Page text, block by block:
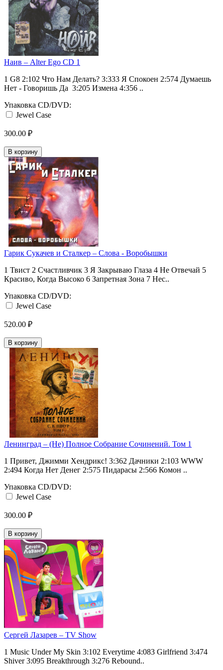
Наив ‎– Alter Ego CD 1
1 G8 2:102 Что Нам Делать? 3:333 Я Спокоен 2:574 Думаешь
Нет - Говоришь Да 3:205 Измена 4:356 ..
Упаковка CD/DVD:
Jewel Case
300.00 ₽
В корзину
Гарик Сукачев ‎и Сталкер ‎– Слова - Воробышки
1 Твист 2 Счастливчик 3 Я Закрываю Глаза 4 Не Отвечай 5
Красиво, Когда Высоко 6 Запретная Зона 7 Нес..
Упаковка CD/DVD:
Jewel Case
520.00 ₽
В корзину
Ленинград ‎– (Не) Полное Собрание Сочинений. Том 1
1 Привет, Джимми Хендрикс! 3:362 Дачники 2:103 WWW
2:494 Когда Нет Денег 2:575 Пидарасы 2:566 Комон ..
Упаковка CD/DVD:
Jewel Case
300.00 ₽
В корзину
Сергей Лазарев ‎– TV Show
1 Music Under My Skin 3:102 Everytime 4:083 Girlfriend 3:474
Shiver 3:095 Breakthrough 3:276 Rebound..